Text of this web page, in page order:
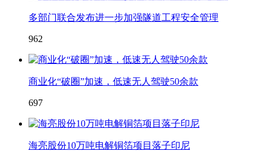
多部门联合发布进一步加强隧道工程安全管理
962
商业化“破圈”加速，低速无人驾驶50余款
697
海亮股份10万吨电解铜箔项目落子印尼